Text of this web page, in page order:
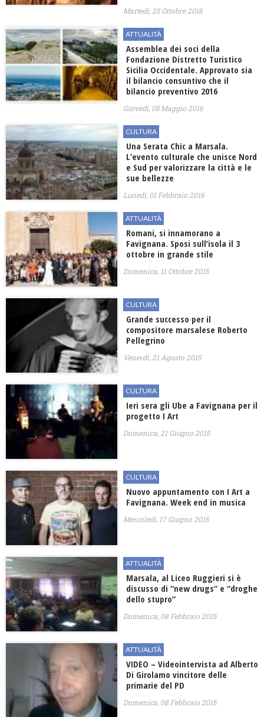
Martedì, 25 Ottobre 2016
ATTUALITÀ
Assemblea dei soci della
Fondazione Distretto Turistico
Sicilia Occidentale. Approvato sia
il bilancio consuntivo che il
bilancio preventivo 2016
Giovedì, 05 Maggio 2016
CULTURA
Una Serata Chic a Marsala.
L’evento culturale che unisce Nord
e Sud per valorizzare la città e le
sue bellezze
Lunedì, 01 Febbraio 2016
ATTUALITÀ
Romani, si innamorano a
Favignana. Sposi sull’isola il 3
ottobre in grande stile
Domenica, 11 Ottobre 2015
CULTURA
Grande successo per il
compositore marsalese Roberto
Pellegrino
Venerdì, 21 Agosto 2015
CULTURA
Ieri sera gli Ube a Favignana per il
progetto I Art
Domenica, 21 Giugno 2015
CULTURA
Nuovo appuntamento con I Art a
Favignana. Week end in musica
Mercoledì, 17 Giugno 2015
ATTUALITÀ
Marsala, al Liceo Ruggieri si è
discusso di “new drugs” e “droghe
dello stupro”
Domenica, 08 Febbraio 2015
ATTUALITÀ
VIDEO – Videointervista ad Alberto
Di Girolamo vincitore delle
primarie del PD
Domenica, 08 Febbraio 2015